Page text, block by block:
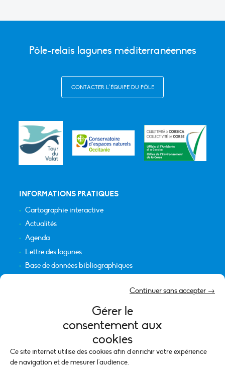
Gérer le
consentement aux
cookies
Ce site internet utilise des cookies afin d'enrichir votre expérience
de navigation et de mesurer l'audience.
Continuer sans accepter →
Pôle-relais lagunes méditerranéennes
CONTACTER L’ÉQUIPE DU PÔLE
INFORMATIONS PRATIQUES
Cartographie interactive
Actualités
Agenda
Lettre des lagunes
Base de données bibliographiques
Mentions légales
Politique de cookies (UE)